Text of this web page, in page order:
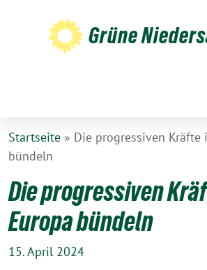
Grüne
Startseite » Die progressiven Kräfte
bündeln
Die progressiven
Europa bündeln
15. April 2024